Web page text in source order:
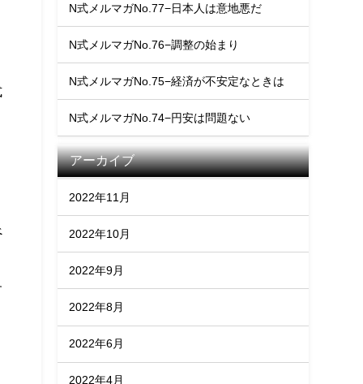
N式メルマガNo.77−日本人は意地悪だ
N式メルマガNo.76−調整の始まり
N式メルマガNo.75−経済が不安定なときは
N式メルマガNo.74−円安は問題ない
アーカイブ
2022年11月
2022年10月
2022年9月
2022年8月
2022年6月
2022年4月